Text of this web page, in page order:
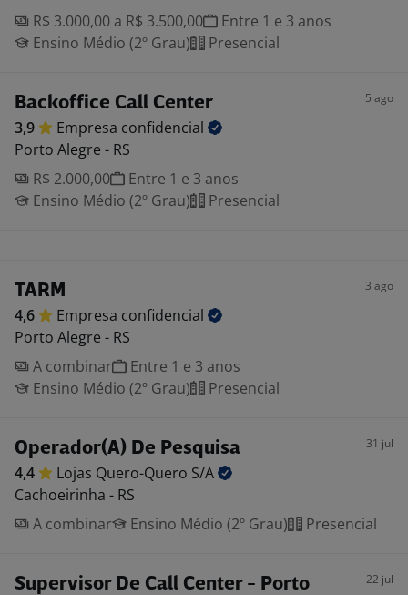
R$ 3.000,00 a R$ 3.500,00
Entre 1 e 3 anos
Ensino Médio (2º Grau)
Presencial
Backoffice Call Center 5 ago
3,9 Empresa confidencial
Porto Alegre - RS
R$ 2.000,00
Entre 1 e 3 anos
Ensino Médio (2º Grau)
Presencial
TARM 3 ago
4,6 Empresa confidencial
Porto Alegre - RS
A combinar
Entre 1 e 3 anos
Ensino Médio (2º Grau)
Presencial
Operador(A) De Pesquisa 31 jul
4,4 Lojas Quero-Quero S/A
Cachoeirinha - RS
A combinar
Ensino Médio (2º Grau) Presencial
Supervisor De Call Center - Porto
22 jul